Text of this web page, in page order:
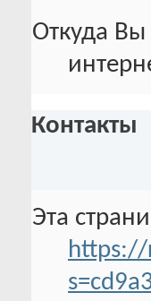
Откуда Вы
Контакты
Эта
https://